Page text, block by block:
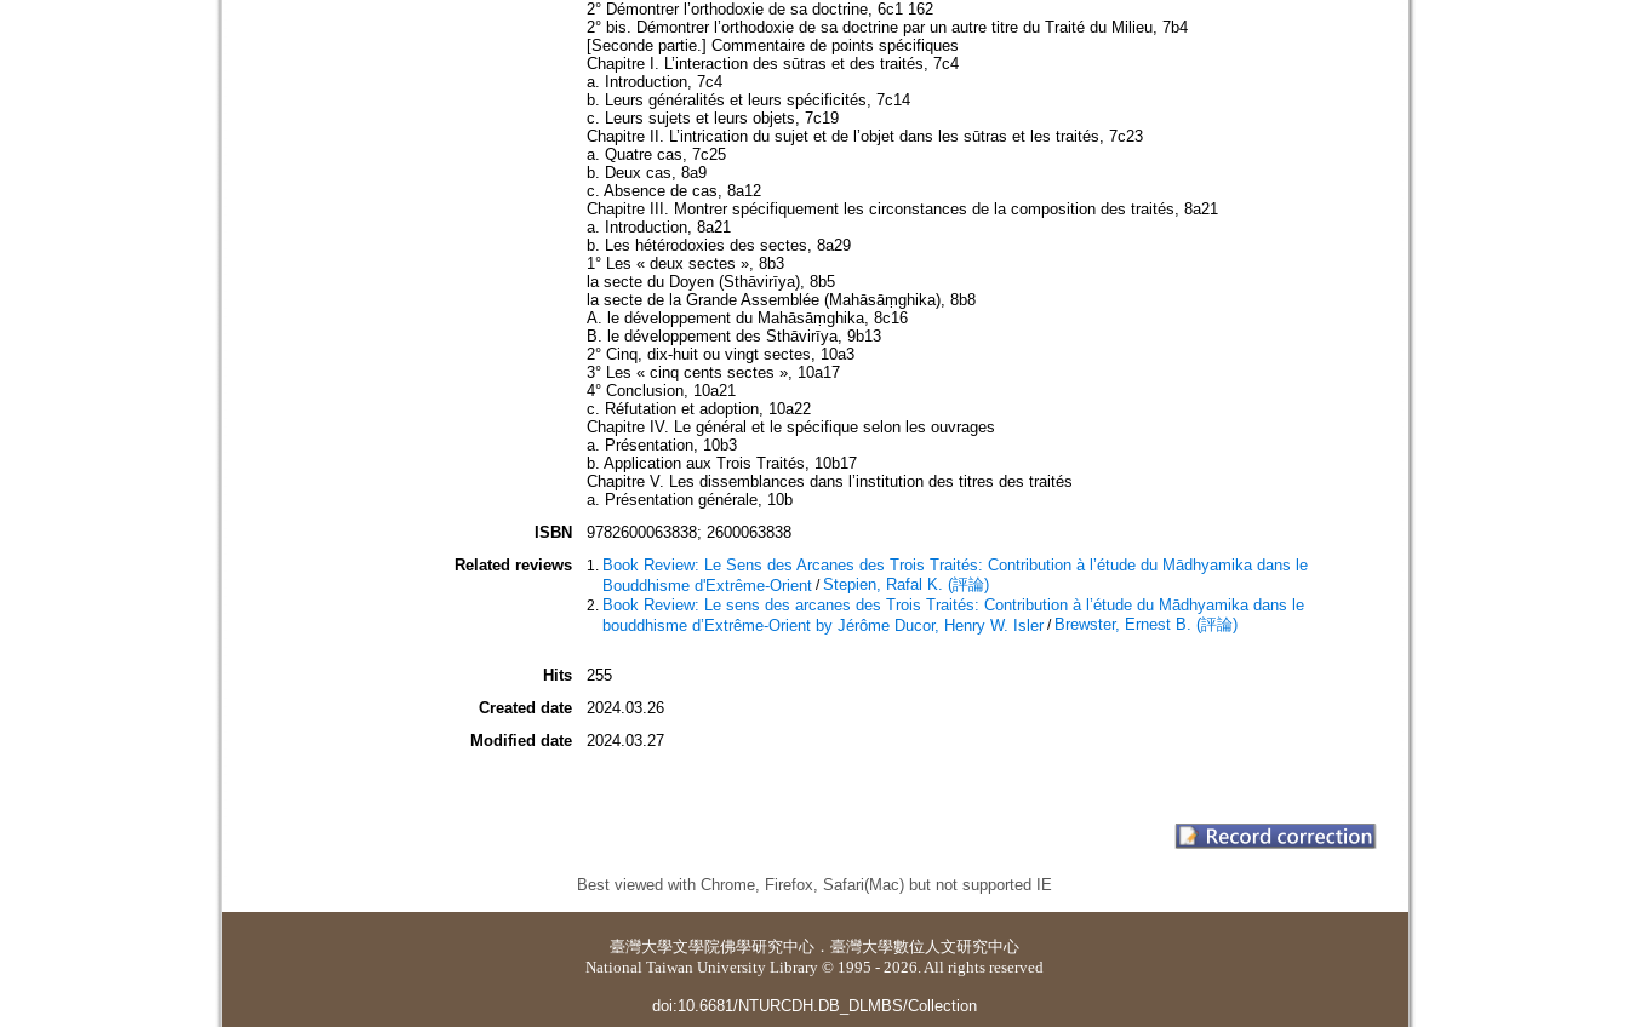
2° Démontrer l’orthodoxie de sa doctrine, 6c1 162
2° bis. Démontrer l’orthodoxie de sa doctrine par un autre titre du Traité du Milieu, 7b4
[Seconde partie.] Commentaire de points spécifiques
Chapitre I. L’interaction des sūtras et des traités, 7c4
a. Introduction, 7c4
b. Leurs généralités et leurs spécificités, 7c14
c. Leurs sujets et leurs objets, 7c19
Chapitre II. L’intrication du sujet et de l’objet dans les sūtras et les traités, 7c23
a. Quatre cas, 7c25
b. Deux cas, 8a9
c. Absence de cas, 8a12
Chapitre III. Montrer spécifiquement les circonstances de la composition des traités, 8a21
a. Introduction, 8a21
b. Les hétérodoxies des sectes, 8a29
1° Les « deux sectes », 8b3
la secte du Doyen (Sthāvirīya), 8b5
la secte de la Grande Assemblée (Mahāsāṃghika), 8b8
A. le développement du Mahāsāṃghika, 8c16
B. le développement des Sthāvirīya, 9b13
2° Cinq, dix-huit ou vingt sectes, 10a3
3° Les « cinq cents sectes », 10a17
4° Conclusion, 10a21
c. Réfutation et adoption, 10a22
Chapitre IV. Le général et le spécifique selon les ouvrages
a. Présentation, 10b3
b. Application aux Trois Traités, 10b17
Chapitre V. Les dissemblances dans l’institution des titres des traités
a. Présentation générale, 10b
ISBN
9782600063838; 2600063838
Related reviews
Book Review: Le Sens des Arcanes des Trois Traités: Contribution à l’étude du Mādhyamika dans le
Bouddhisme d'Extrême-Orient/Stepien, Rafal K. (評論)
Book Review: Le sens des arcanes des Trois Traités: Contribution à l’étude du Mādhyamika dans le
bouddhisme d’Extrême-Orient by Jérôme Ducor, Henry W. Isler/ Brewster, Ernest B. (評論)
Hits
255
Created date
2024.03.26
Modified date
2024.03.27
Best viewed with Chrome, Firefox, Safari(Mac) but not supported IE
臺灣大學文學院佛學研究中心 ． 臺灣大學數位人文研究中心
National Taiwan University Library © 1995 - 2026. All rights reserved
doi:10.6681/NTURCDH.DB_DLMBS/Collection